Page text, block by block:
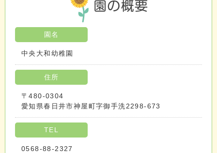
園名
中央大和幼稚園
住所
〒480-0304
愛知県春日井市神屋町字御手洗2298-673
TEL
0568-88-2327